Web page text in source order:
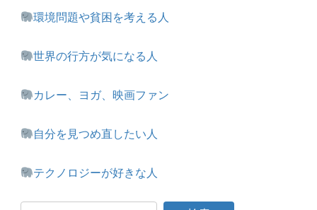
環境問題や貧困を考える人
世界の行方が気になる人
カレー、ヨガ、映画ファン
自分を見つめ直したい人
テクノロジーが好きな人